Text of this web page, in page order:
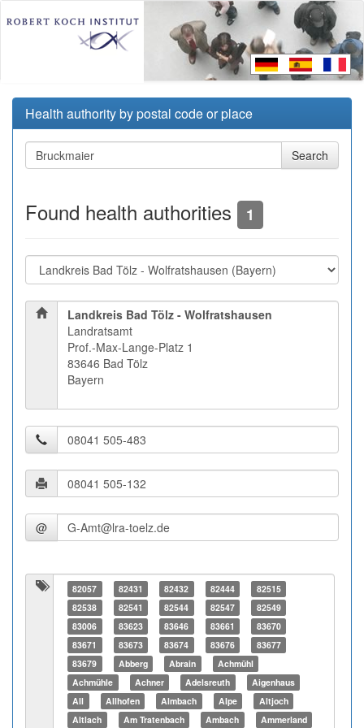
Health authority by postal code or place
Found health authorities 1
Landkreis Bad Tölz - Wolfratshausen
Landratsamt
Prof.-Max-Lange-Platz 1
83646 Bad Tölz
Bayern
@
82057 82431 82432 82444
82515
82538
82541 82544 82547
82549
83006
83623 83646 83661
83670
83671
83673 83674 83676
83677
83679
Abberg Abrain
Achmühl
Achmühle
Achner Adelsreuth
Aigenhaus
All
Allhofen Almbach Alpe
Altjoch
Altlach
Am Tratenbach Ambach Ammerland